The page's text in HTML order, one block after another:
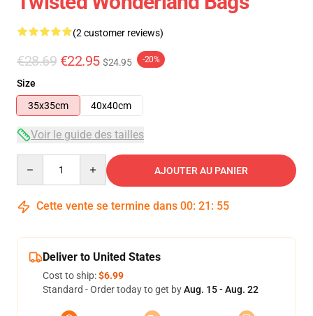
(2 customer reviews)
€28.69 €22.95 $24.95 -20%
Size
35x35cm
40x40cm
Voir le guide des tailles
AJOUTER AU PANIER
Cette vente se termine dans 00: 21 : 54
Deliver to United States
Cost to ship:$6.99
Standard - Order today to get byAug. 15 - Aug. 22